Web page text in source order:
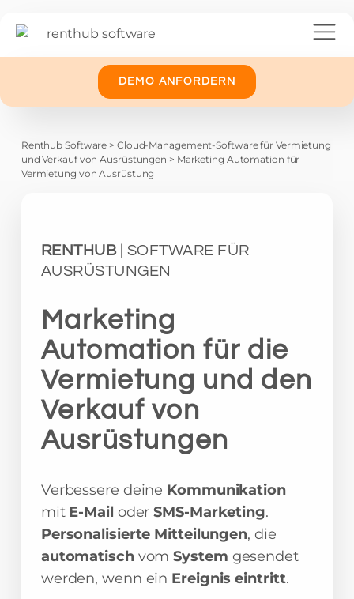
DEMO ANFORDERN
Renthub Software > Cloud-Management-Software für Vermietung
und Verkauf von Ausrüstungen > Marketing Automation für
Vermietung von Ausrüstung
RENTHUB| SOFTWARE FÜR
AUSRÜSTUNGEN
Marketing
Automation für die
Vermietung und den
Verkauf von
Ausrüstungen
Verbessere deine Kommunikation
mitE-Mail oderSMS-Marketing.
Personalisierte Mitteilungen, die
automatisch vomSystem gesendet
werden, wenn ein Ereignis eintritt.